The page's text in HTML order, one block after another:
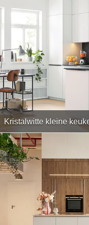
Kristalwitte kleine